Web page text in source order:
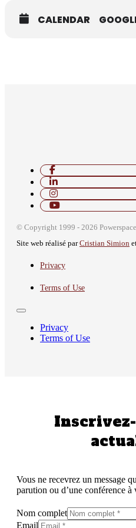
CALENDAR
© Copyright 1999 - 2026
Site web réalisé parCristian Simion
Privacy
Terms of Use
Privacy
Terms of Use
Vous ne recevrez un message
parution ou d’une conférence à
Nom complet
Email